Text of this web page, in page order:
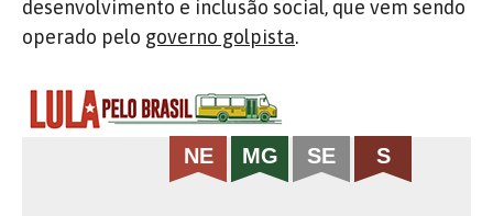
desenvolvimento e inclusão social, que vem sendo
operado pelo governo golpista.